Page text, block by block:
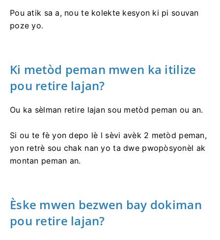
Pou atik sa a, nou te kolekte kesyon ki pi souvan
poze yo.
Ki metòd peman mwen ka itilize
pou retire lajan?
Ou ka sèlman retire lajan sou metòd peman ou an.
Si ou te fè yon depo lè l sèvi avèk 2 metòd peman,
yon retrè sou chak nan yo ta dwe pwopòsyonèl ak
montan peman an.
Èske mwen bezwen bay dokiman
pou retire lajan?